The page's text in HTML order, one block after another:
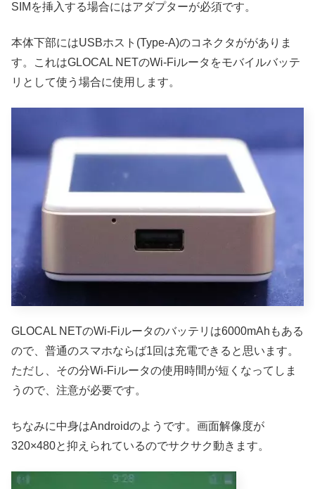
SIMを挿入する場合にはアダプターが必須です。
本体下部にはUSBホスト(Type-A)のコネクタががありま
す。これはGLOCAL NETのWi-Fiルータをモバイルバッテ
リとして使う場合に使用します。
GLOCAL NETのWi-Fiルータのバッテリは6000mAhもある
ので、普通のスマホならば1回は充電できると思います。
ただし、その分Wi-Fiルータの使用時間が短くなってしま
うので、注意が必要です。
ちなみに中身はAndroidのようです。画面解像度が
320×480と抑えられているのでサクサク動きます。